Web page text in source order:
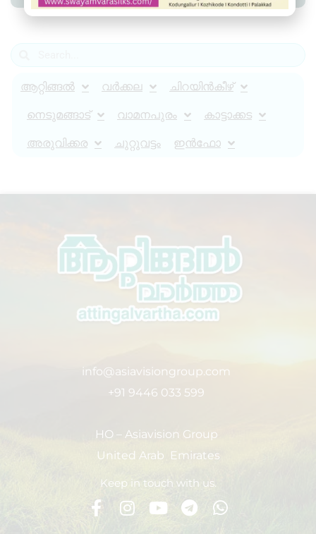
ആറ്റിങ്ങൽ വർക്കല ചിറയിൻകീഴ്
നെടുമങ്ങാട് വാമനപുരം കാട്ടാക്കട
അരുവിക്കര ചുറ്റുവട്ടം ഇൻഫോ
info@asiavisiongroup.com
+91 9446 033 599
HO – Asiavision Group
United Arab Emirates
Keep in touch with us.